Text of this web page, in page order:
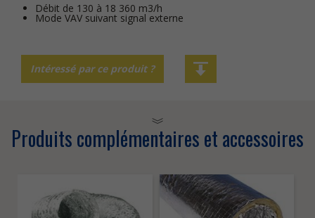
Débit de 130 à 18 360 m3/h
Mode VAV suivant signal externe
Intéressé par ce produit ?
Produits complémentaires et accessoires